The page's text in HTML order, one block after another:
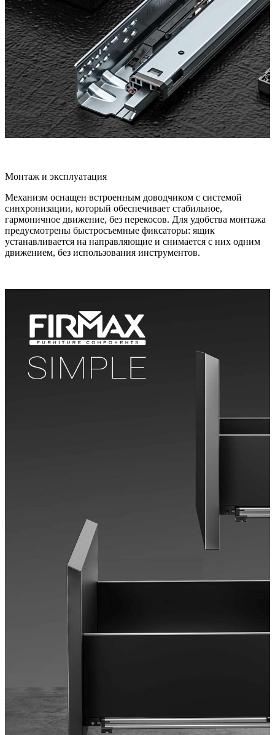
Монтаж и эксплуатация
Механизм оснащен встроенным доводчиком с системой
синхронизации, который обеспечивает стабильное,
гармоничное движение, без перекосов. Для удобства монтажа
предусмотрены быстросъемные фиксаторы: ящик
устанавливается на направляющие и снимается с них одним
движением, без использования инструментов.